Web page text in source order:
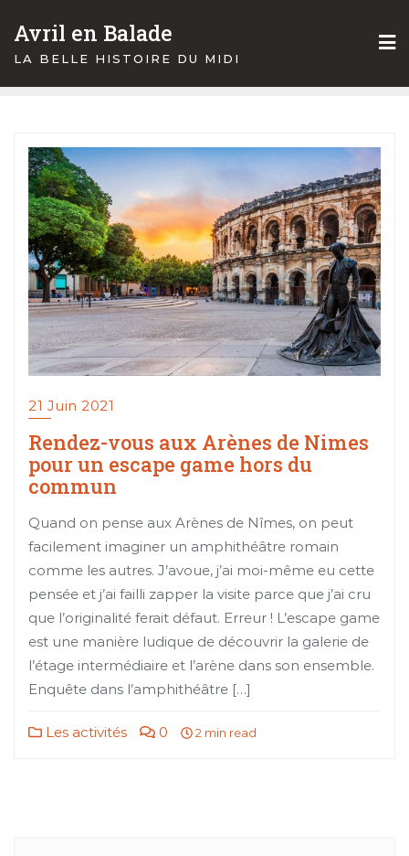
content
Avril en Balade
LA BELLE HISTOIRE DU MIDI
21 Juin 2021
Rendez-vous aux Arènes de Nimes
pour un escape game hors du
commun
Quand on pense aux Arènes de Nîmes, on peut
facilement imaginer un amphithéâtre romain
comme les autres. J’avoue, j’ai moi-même eu cette
pensée et j’ai failli zapper la visite parce que j’ai cru
que l’originalité ferait défaut. Erreur ! L’escape game
est une manière ludique de découvrir la galerie de
l’étage intermédiaire et l’arène dans son ensemble.
Enquête dans l’amphithéâtre […]
Les activités 0 2 min read